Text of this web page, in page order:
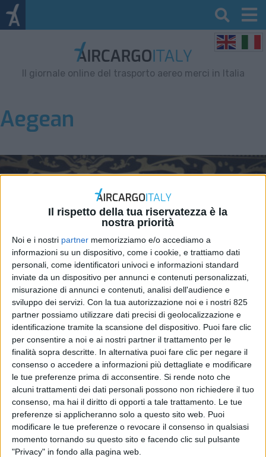
Il rispetto della tua riservatezza è la
nostra priorità
Noi e i nostri partner memorizziamo e/o accediamo a
informazioni su un dispositivo, come i cookie, e trattiamo dati
personali, come identificatori univoci e informazioni standard
inviate da un dispositivo per annunci e contenuti personalizzati,
misurazione di annunci e contenuti, analisi dell'audience e
sviluppo dei servizi. Con la tua autorizzazione noi e i nostri 825
partner possiamo utilizzare dati precisi di geolocalizzazione e
identificazione tramite la scansione del dispositivo. Puoi fare clic
per consentire a noi e ai nostri partner il trattamento per le
finalità sopra descritte. In alternativa puoi fare clic per negare il
consenso o accedere a informazioni più dettagliate e modificare
le tue preferenze prima di acconsentire. Si rende noto che
alcuni trattamenti dei dati personali possono non richiedere il tuo
consenso, ma hai il diritto di opporti a tale trattamento. Le tue
preferenze si applicheranno solo a questo sito web. Puoi
modificare le tue preferenze o revocare il consenso in qualsiasi
momento tornando su questo sito e facendo clic sul pulsante
"Privacy" in fondo alla pagina web.
Il giornale online del trasporto aereo merci in Italia
Aegean
Air Cargo Ias festeggia
risultati in crescita e
promette sviluppi per il cargo
a Malpensa
ITALIA 9 MAGGIO 2024